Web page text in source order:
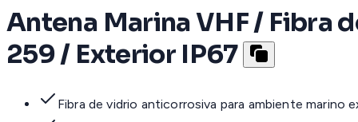
Antena Marina VHF / Fibra
259 / Exterior IP67
Fibra de vidrio anticorrosiva para ambiente marino